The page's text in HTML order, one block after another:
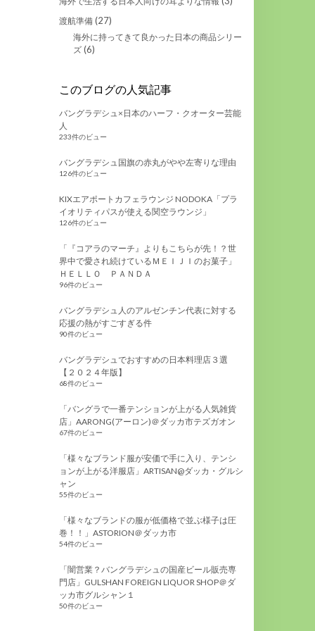
渡航準備(27)
海外に持ってきて良かった日本の商品シリー
ズ(6)
このブログの人気記事
バングラデシュ×日本のハーフ・クオーター芸能
人
233件のビュー
バングラデシュ国旗の赤丸がやや左寄りな理由
126件のビュー
KIXエアポートカフェラウンジ NODOKA「プラ
イオリティパスが使える関空ラウンジ」
126件のビュー
「『コアラのマーチ』よりもこちらが先！？世
界中で愛され続けているＭＥＩＪＩのお菓子」
ＨＥＬＬＯ ＰＡＮＤＡ
96件のビュー
バングラデシュ人のアルゼンチン代表に対する
応援の熱がすごすぎる件
90件のビュー
バングラデシュでおすすめの日本料理店３選
【２０２４年版】
68件のビュー
「バングラで一番テンションが上がる人気雑貨
店」AARONG(アーロン)＠ダッカ市テズガオン
67件のビュー
「様々なブランド服が安価で手に入り、テンシ
ョンが上がる洋服店」ARTISAN@ダッカ・グルシ
ャン
55件のビュー
「様々なブランドの服が低価格で並ぶ様子は圧
巻！！」ASTORION＠ダッカ市
54件のビュー
「闇営業？バングラデシュの国産ビール販売専
門店」GULSHAN FOREIGN LIQUOR SHOP＠ダ
ッカ市グルシャン１
50件のビュー